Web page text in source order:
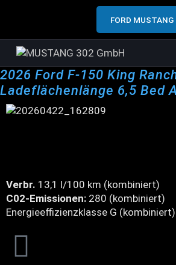
FORD
2026 Ford F-150 King
Ladeflächenlänge 6,5 Bed
Verbr. 13,1 l/100 km (kombiniert)
C02-Emissionen: 280 (kombiniert)
Energieeffizienzklasse G (kombiniert)